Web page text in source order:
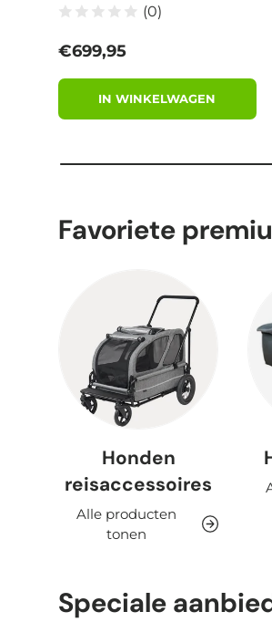
(0)
Reguliere prijs
€699,95
IN WINKELWAGEN
Favoriete
Honden
reisaccessoires
Alle producten
tonen
Speciale